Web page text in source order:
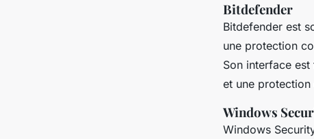
Bitdefender
Bitdefender est
une protection
Son interface
et une protection
Windows
Windows